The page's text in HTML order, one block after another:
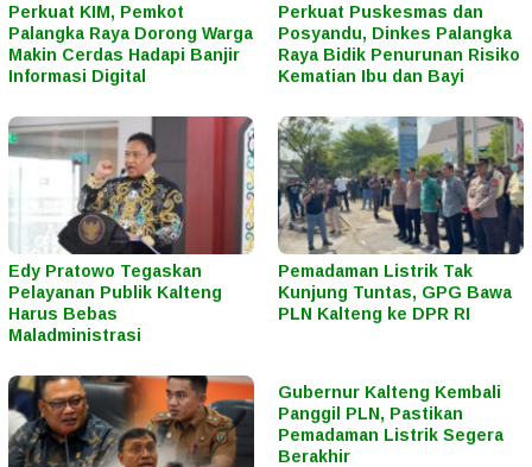
Perkuat KIM, Pemkot
Palangka Raya Dorong Warga
Makin Cerdas Hadapi Banjir
Informasi Digital
Perkuat Puskesmas dan
Posyandu, Dinkes Palangka
Raya Bidik Penurunan Risiko
Kematian Ibu dan Bayi
Edy Pratowo Tegaskan
Pelayanan Publik Kalteng
Harus Bebas
Maladministrasi
Pemadaman Listrik Tak
Kunjung Tuntas, GPG Bawa
PLN Kalteng ke DPR RI
Gubernur Kalteng Kembali
Panggil PLN, Pastikan
Pemadaman Listrik Segera
Berakhir